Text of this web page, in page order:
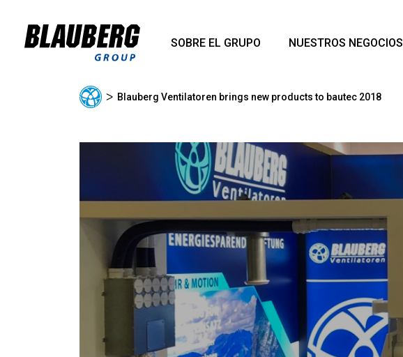
SOBRE EL GRUPO NUESTROS NEGOCIOS
ᐳ Blauberg Ventilatoren brings new products to bautec 2018